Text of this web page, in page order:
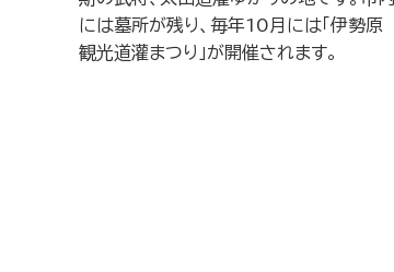
には墓所が残り、毎年10月には「伊勢原
観光道灌まつり」が開催されます。